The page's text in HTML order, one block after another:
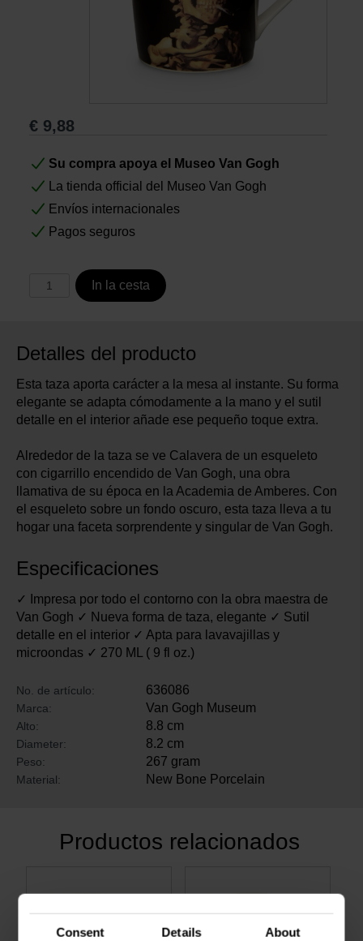
Consent Details About
Regalos
€ 9,88
Su compra apoya el Museo Van Gogh
La tienda official del Museo Van Gogh
Envíos internacionales
Pagos seguros
In la cesta
Detalles del producto
Esta taza aporta carácter a la mesa al instante. Su forma
elegante se adapta cómodamente a la mano y el sutil
detalle en el interior añade ese pequeño toque extra.
Alrededor de la taza se ve Calavera de un esqueleto
con cigarrillo encendido de Van Gogh, una obra
llamativa de su época en la Academia de Amberes. Con
el esqueleto sobre un fondo oscuro, esta taza lleva a tu
hogar una faceta sorprendente y singular de Van Gogh.
Especificaciones
✓ Impresa por todo el contorno con la obra maestra de
Van Gogh ✓ Nueva forma de taza, elegante ✓ Sutil
detalle en el interior ✓ Apta para lavavajillas y
microondas ✓ 270 ML ( 9 fl oz.)
No. de artículo: 636086
Marca: Van Gogh Museum
Alto: 8.8 cm
Diameter: 8.2 cm
Peso: 267 gram
Material: New Bone Porcelain
Productos relacionados